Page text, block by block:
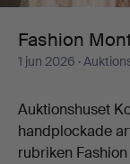
Fashion
1 jun 2026 ·
Auktionshuset
handplockade
rubriken